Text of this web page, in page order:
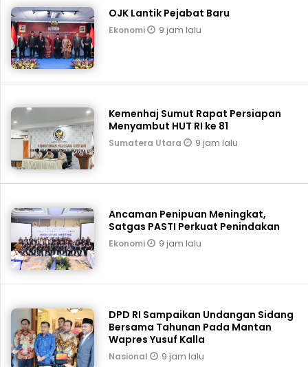
OJK Lantik Pejabat Baru
Ekonomi 9 jam lalu
Kemenhaj Sumut Rapat Persiapan
Menyambut HUT RI ke 81
Sumatera Utara 9 jam lalu
Ancaman Penipuan Meningkat,
Satgas PASTI Perkuat Penindakan
Ekonomi 9 jam lalu
DPD RI Sampaikan Undangan Sidang
Bersama Tahunan Pada Mantan
Wapres Yusuf Kalla
Nasional 9 jam lalu